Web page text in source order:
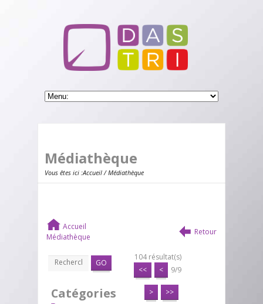
Médiathèque
Vous êtes ici :Accueil/ Médiathèque
Accueil
Médiathèque
Retour
GO
Catégories
104 résultat(s)
<<
< 9/9
> >>